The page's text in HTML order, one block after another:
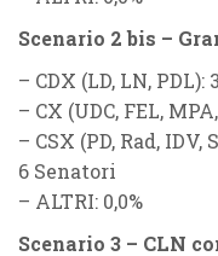
Scenario 2 bis –
– CDX (LD, LN, PDL):
– CX (UDC, FEL,
– CSX (PD, Rad, IDV,
6 Senatori
– ALTRI: 0,0%
Scenario 3 – CLN